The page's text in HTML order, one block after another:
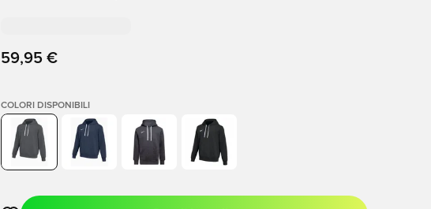
59,95 €
COLORI DISPONIBILI